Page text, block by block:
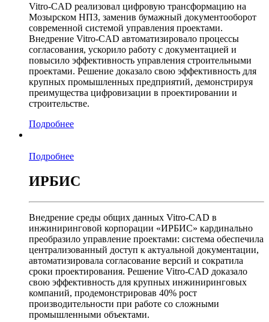
Vitro-CAD реализовал цифровую трансформацию на
Мозырском НПЗ, заменив бумажный документооборот
современной системой управления проектами.
Внедрение Vitro-CAD автоматизировало процессы
согласования, ускорило работу с документацией и
повысило эффективность управления строительными
проектами. Решение доказало свою эффективность для
крупных промышленных предприятий, демонстрируя
преимущества цифровизации в проектировании и
строительстве.
Подробнее
Подробнее
ИРБИС
Внедрение среды общих данных Vitro-CAD в
инжиниринговой корпорации «ИРБИС» кардинально
преобразило управление проектами: система обеспечила
централизованный доступ к актуальной документации,
автоматизировала согласование версий и сократила
сроки проектирования. Решение Vitro-CAD доказало
свою эффективность для крупных инжиниринговых
компаний, продемонстрировав 40% рост
производительности при работе со сложными
промышленными объектами.